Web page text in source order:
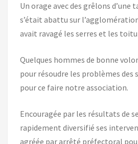
Un orage avec des grêlons
s’était abattu sur
avait ravagé les serres et les
Quelques hommes de bonne
pour résoudre les problèmes des
pour ce faire notre association.
Encouragée par les résultats de
rapidement diversifié ses
agréée par arrêté préfectoral